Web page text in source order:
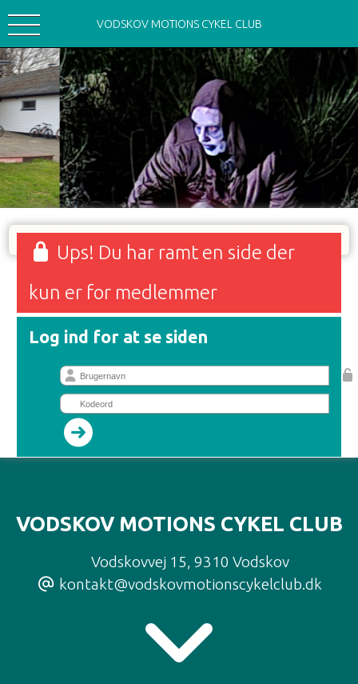
VODSKOV MOTIONS CYKEL CLUB
Ups! Du har ramt en side der
kun er for medlemmer
Log ind for at se siden
VODSKOV MOTIONS CYKEL CLUB
Vodskovvej 15, 9310 Vodskov
kontakt@vodskovmotionscykelclub.dk